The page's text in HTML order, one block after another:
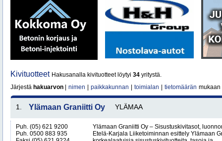
Kivituotteet Hakusanalla kivituotteet löytyi 34 yritystä.
Järjestä hakuarvon nimen paikkakunnan toimialan tietomäärän mukaan
1. Ylämaan Graniitti Oy YLÄMAA
Puh. (05) 621 9200
Puh. 0500 883 935
Ylämaan Graniitti Oy – Sisustuskivitasot,
Etelä-Karjala Liiketoiminnan esittely Ylämaan